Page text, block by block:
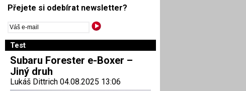
Přejete si odebírat newsletter?
Test
Subaru Forester e-Boxer –
Jiný druh
Lukáš Dittrich 04.08.2025 13:06